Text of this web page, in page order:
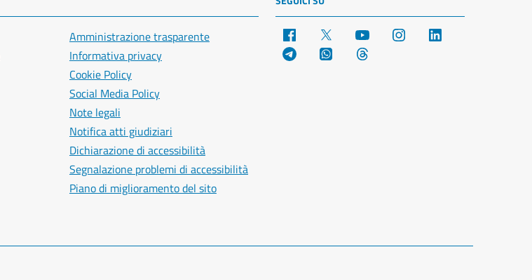
Amministrazione trasparente
Informativa privacy
Cookie Policy
Social Media Policy
Note legali
Notifica atti giudiziari
Dichiarazione di accessibilità
Segnalazione problemi di accessibilità
Piano di miglioramento del sito
Facebook YouTube Instagram
Telegram WhatsApp